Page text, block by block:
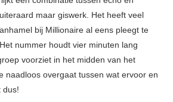
maar giswerk. Het heeft veel
bij Millionaire al eens pleegt te
nummer houdt vier minuten lang
voorziet in het midden van het
naadloos overgaat tussen wat ervoor en
dus!